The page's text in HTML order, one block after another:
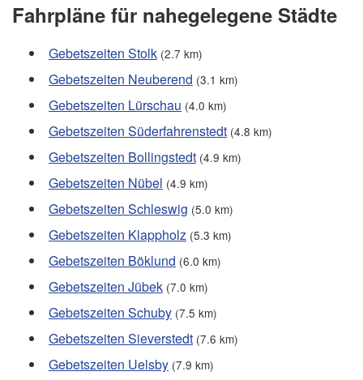
Fahrpläne für nahegelegene Städte
Gebetszeiten Stolk (2.7 km)
Gebetszeiten Neuberend (3.1 km)
Gebetszeiten Lürschau (4.0 km)
Gebetszeiten Süderfahrenstedt (4.8 km)
Gebetszeiten Bollingstedt (4.9 km)
Gebetszeiten Nübel (4.9 km)
Gebetszeiten Schleswig (5.0 km)
Gebetszeiten Klappholz (5.3 km)
Gebetszeiten Böklund (6.0 km)
Gebetszeiten Jübek (7.0 km)
Gebetszeiten Schuby (7.5 km)
Gebetszeiten Sieverstedt (7.6 km)
Gebetszeiten Uelsby (7.9 km)